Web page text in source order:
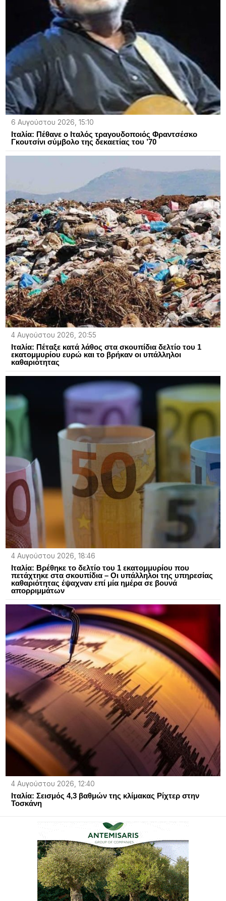
6 Αυγούστου 2026, 15:10
Ιταλία: Πέθανε ο Ιταλός τραγουδοποιός Φραντσέσκο
Γκουτσίνι σύμβολο της δεκαετίας του ’70
4 Αυγούστου 2026, 20:55
Ιταλία: Πέταξε κατά λάθος στα σκουπίδια δελτίο του 1
εκατομμυρίου ευρώ και το βρήκαν οι υπάλληλοι
καθαριότητας
4 Αυγούστου 2026, 18:46
Ιταλία: Bρέθηκε το δελτίο του 1 εκατομμυρίου που
πετάχτηκε στα σκουπίδια – Oι υπάλληλοι της υπηρεσίας
καθαριότητας έψαχναν επί μία ημέρα σε βουνά
απορριμμάτων
4 Αυγούστου 2026, 12:40
Ιταλία: Σεισμός 4,3 βαθμών της κλίμακας Ρίχτερ στην
Τοσκάνη